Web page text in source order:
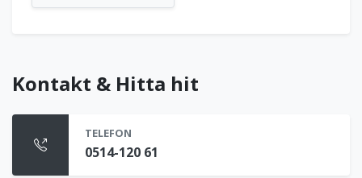
Kontakt & Hitta hit
TELEFON
0514-120 61